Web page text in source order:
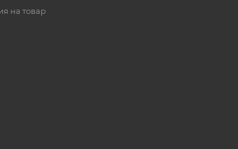
на товар